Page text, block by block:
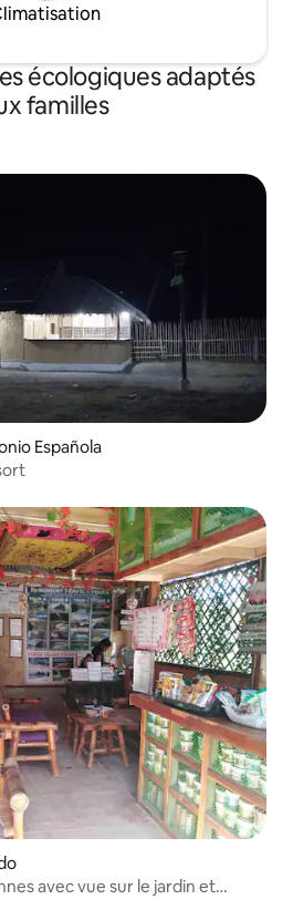
écologiques adaptés
familles
Española
avec vue sur le jardin et